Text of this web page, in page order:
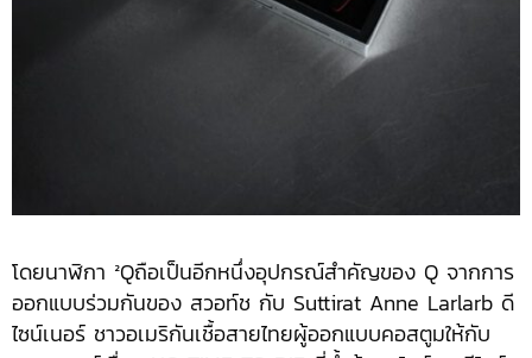
โดยนาฬิกา ²Qถือเป็นอีกหนึ่งอุปกรณ์สำคัญของ Q จากการ
ออกแบบร่วมกันของ สวอท์ช กับ Suttirat Anne Larlarb ดี
ไซน์เนอร์ ชาวอเมริกันเชื้อสายไทยผู้ออกแบบคอสตูมให้กับ